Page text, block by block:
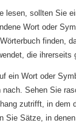
lesen, sollten Sie
Wort oder
finden,
die ihrerseits
ein Wort oder
nach. Sehen Sie
zutrifft, in dem
Sie Sätze, in